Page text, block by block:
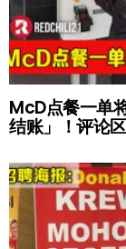
McD点餐一单
结账」！评论